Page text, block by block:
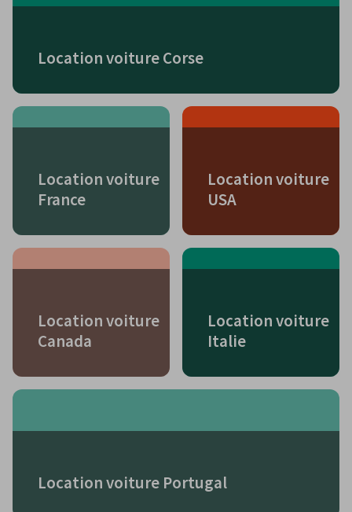
Location voiture Corse
Location voiture
France
Location voiture
USA
Location voiture
Canada
Location voiture
Italie
Location voiture Portugal